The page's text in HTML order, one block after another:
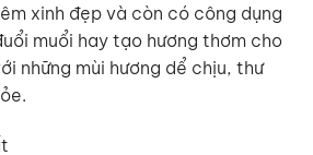
xinh đẹp và còn có công dụng
muổi hay tạo hương thơm cho
những mùi hương dể chịu, thư